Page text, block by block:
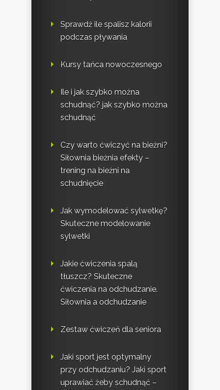
Sprawdź ile spalisz kalorii
podczas pływania
Kursy tańca nowoczesnego
Ile i jak szybko można
schudnąć? jak szybko można
schudnąć
Czy warto ćwiczyć na bieżni?
Siłownia bieżnia efekty –
trening na bieżni na
schudnięcie
Jak wymodelować sylwetkę?
Skuteczne modelowanie
sylwetki
Jakie ćwiczenia spalą
tłuszcz? Skuteczne
ćwiczenia na odchudzanie.
Siłownia a odchudzanie
Zestaw ćwiczeń dla seniora
Jaki sport jest optymalny
przy odchudzaniu? Jaki sport
uprawiać żeby schudnąć –